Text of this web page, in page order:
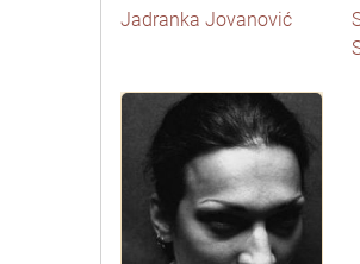
Jadranka Jovanović